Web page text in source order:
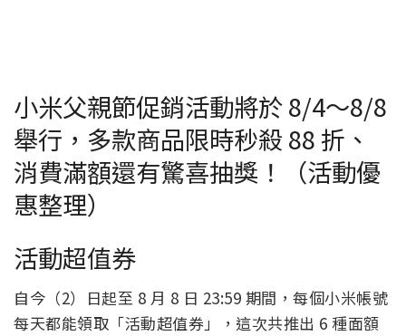
小米父親節促銷活動將於 8/4～8/8
舉行，多款商品限時秒殺 88 折、
消費滿額還有驚喜抽獎！（活動優
惠整理）
活動超值券
自今（2）日起至 8 月 8 日 23:59 期間，每個小米帳號
每天都能領取「活動超值券」，這次共推出 6 種面額